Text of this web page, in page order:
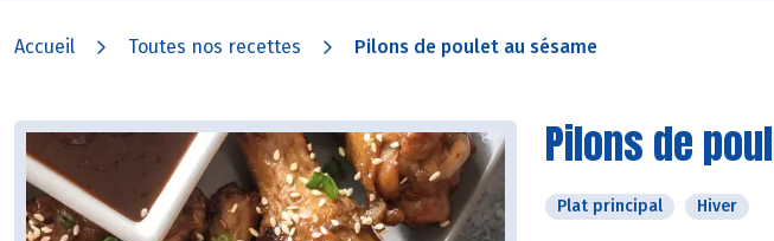
Accueil Toutes nos recettes Pilons de poulet au sésame
Pilons de
Plat principal Hiver